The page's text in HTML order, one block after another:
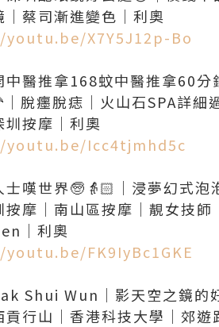
X7Y5J12p-Bo
中醫推拿168蚊中醫推拿60
｜脫癦脫痣｜火山石SPA詳
Icc4tjmhd5c
士嘆世界🧓👵🏻｜浸夢幻式
按摩｜南山區按摩｜靚女技
FK9IyBc1GKE
Shui Wun｜影天空之鏡的
貢行山｜香港科技大學｜郊